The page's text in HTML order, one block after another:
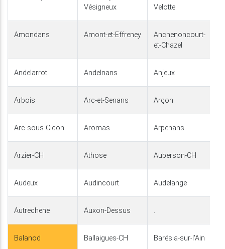
Vésigneux
Velotte
Amondans Amont-et-Effreney
Anchenoncourt-
et-Chazel
Andelarrot Andelnans Anjeux
Arbois Arc-et-Senans Arçon
Arc-sous-Cicon Aromas Arpenans
Arzier-CH Athose Auberson-CH
Audeux Audincourt Audelange
Autrechene Auxon-Dessus .
Balanod Ballaigues-CH Barésia-sur-l'Ain